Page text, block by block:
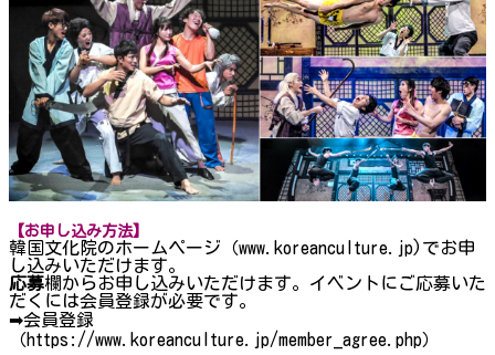
【お申し込み方法】
韓国文化院のホームページ（www.koreanculture.jp)でお申
し込みいただけます。
応募欄からお申し込みいただけます。イベントにご応募いた
だくには会員登録が必要です。
➡会員登録
（https://www.koreanculture.jp/member_agree.php）